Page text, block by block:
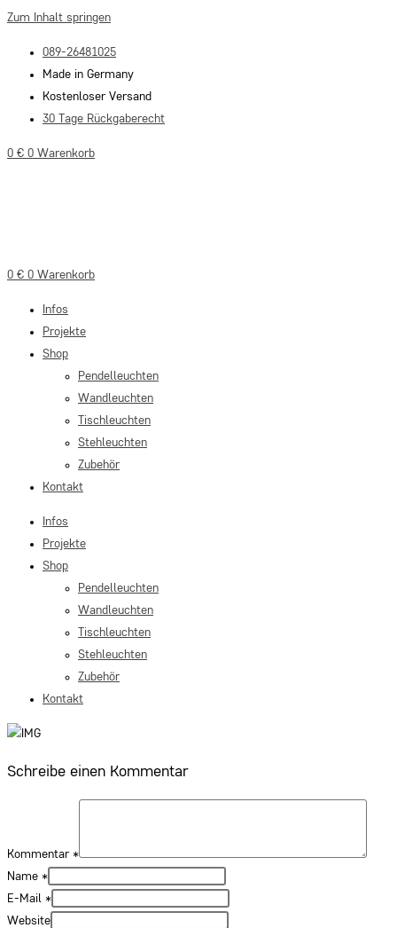
Zum Inhalt springen
089-26481025
Made in Germany
Kostenloser Versand
30 Tage Rückgaberecht
0 € 0 Warenkorb
0 € 0 Warenkorb
Infos
Projekte
Shop
Pendelleuchten
Wandleuchten
Tischleuchten
Stehleuchten
Zubehör
Kontakt
Infos
Projekte
Shop
Pendelleuchten
Wandleuchten
Tischleuchten
Stehleuchten
Zubehör
Kontakt
Schreibe einen Kommentar
Kommentar *
Name *
E-Mail *
Website